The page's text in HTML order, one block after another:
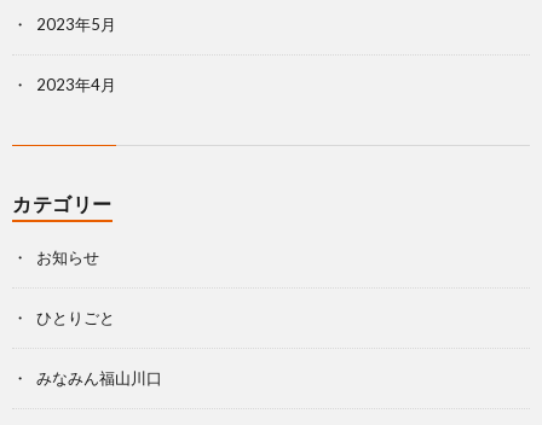
2023年5月
2023年4月
カテゴリー
お知らせ
ひとりごと
みなみん福山川口